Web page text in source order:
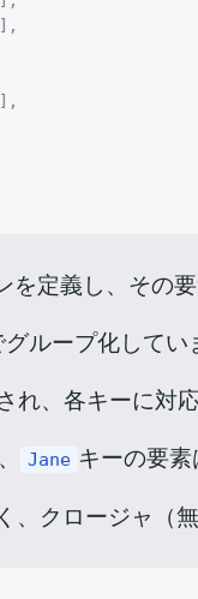
を定義し、その
ループ化してい
、各キーに対
Jane キーの要素
クロージャ（